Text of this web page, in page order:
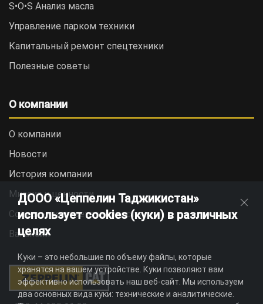
S•O•S Анализ масла
Управление парком техники
Капитальный ремонт спецтехники
Полезные советы
О компании
О компании
Новости
История компании
Миссия и ценности
Социальная ответственность
Вакансии
ДООО «Цеппелин Таджикистан»
использует cookies (куки) в различных
целях
Куки – это небольшие по объему файлы, которые
хранятся на вашем устройстве. Куки позволяют вам
эффективно использовать наш веб-сайт. Мы используем
два основных вида куки: технические и аналитические.